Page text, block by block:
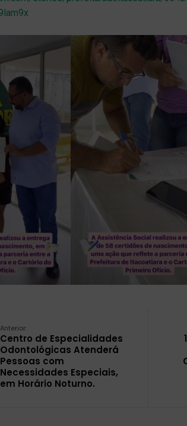
Anterior:
Centro de Especialidades
Odontológicas Atenderá
Pessoas com
Necessidades Especiais,
em Horário Noturno.